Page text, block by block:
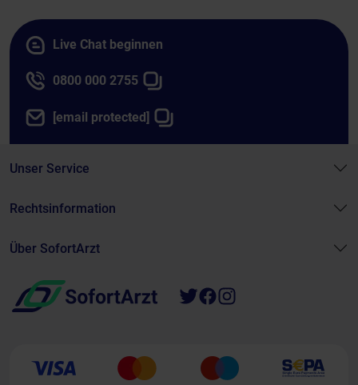
Live Chat beginnen
0800 000 2755
[email protected]
Unser Service
Rechtsinformation
Über SofortArzt